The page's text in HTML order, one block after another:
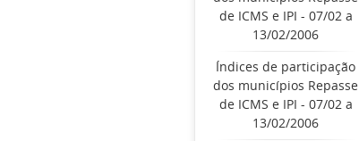
de ICMS e IPI - 07/02 a
13/02/2006
Índices de participação
dos municípios Repasse
de ICMS e IPI - 07/02 a
13/02/2006